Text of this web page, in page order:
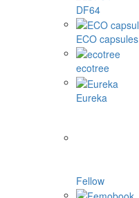
DF64
ECO capsules
ecotree
Eureka
Fellow